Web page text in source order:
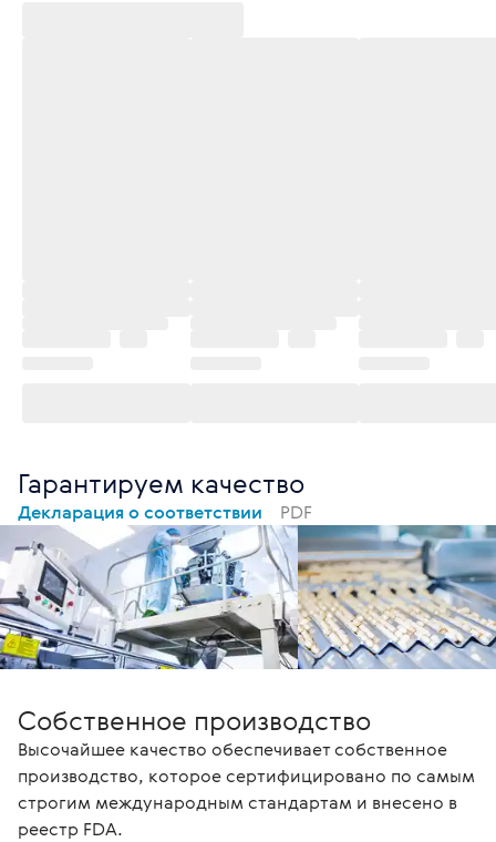
Гарантируем качество
Декларация о соответствии PDF
Собственное производство
Высочайшее качество обеспечивает собственное
производство, которое сертифицировано по самым
строгим международным стандартам и внесено в
реестр FDA.